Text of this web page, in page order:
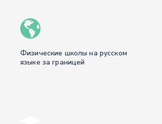
Физические школы на русском
языке за границей